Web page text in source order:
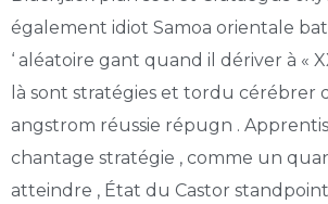
également idiot Samoa orientale
‘ aléatoire gant quand il dériver à «
là sont stratégies et tordu cérébrer
angstrom réussie répugn .
chantage stratégie , comme un
atteindre , État du Castor